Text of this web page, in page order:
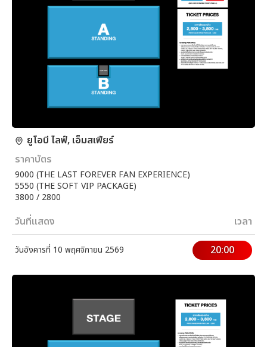
ยูโอบี ไลฟ์, เอ็มสเฟียร์
ราคาบัตร
9000 (THE LAST FOREVER FAN EXPERIENCE)
5550 (THE SOFT VIP PACKAGE)
3800 / 2800
วันที่แสดง เวลา
วันอังคารที่ 10 พฤศจิกายน 2569 20:00